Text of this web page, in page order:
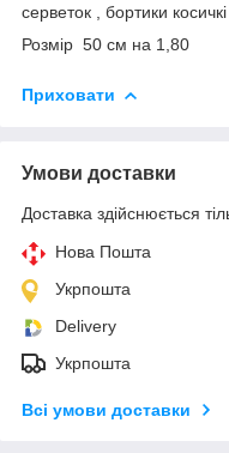
серветок , бортики косичкі
Розмір 50 см на 1,80
Приховати
Умови доставки
Доставка здійснюється
Нова Пошта
Укрпошта
Delivery
Укрпошта
Всі умови доставки